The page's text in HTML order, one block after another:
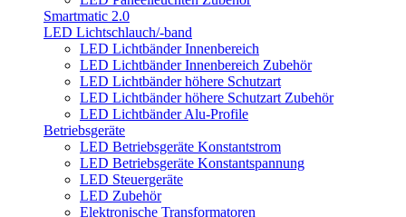
Smartmatic 2.0
LED Lichtschlauch/-band
LED Lichtbänder Innenbereich
LED Lichtbänder Innenbereich Zubehör
LED Lichtbänder höhere Schutzart
LED Lichtbänder höhere Schutzart Zubehör
LED Lichtbänder Alu-Profile
Betriebsgeräte
LED Betriebsgeräte Konstantstrom
LED Betriebsgeräte Konstantspannung
LED Steuergeräte
LED Zubehör
Elektronische Transformatoren